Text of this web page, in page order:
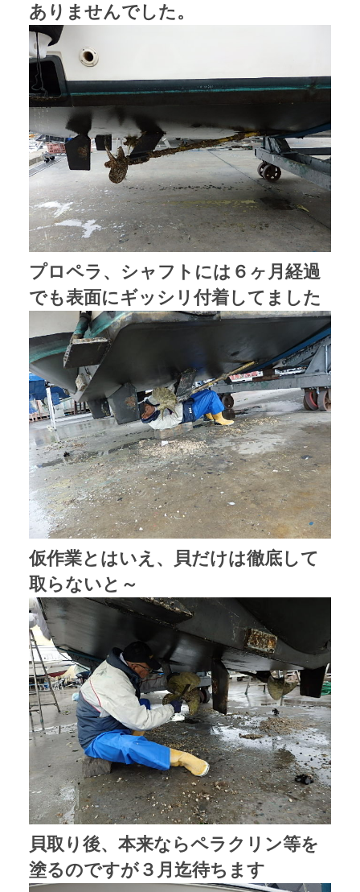
ありませんでした。
プロペラ、シャフトには６ヶ月経過
でも表面にギッシリ付着してました
仮作業とはいえ、貝だけは徹底して
取らないと～
貝取り後、本来ならペラクリン等を
塗るのですが３月迄待ちます